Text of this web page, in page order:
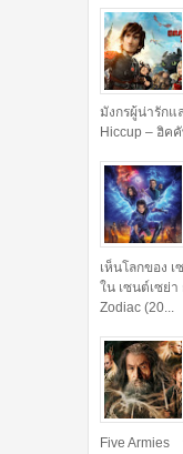
มังกรผู้น่ารัก
Hiccup – ฮิคคั
เห็นโลกของ
ใน เซนต์เซย่า
Zodiac (20...
Five Armies